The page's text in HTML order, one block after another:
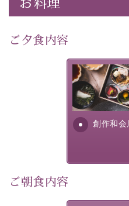
時の移り変わりとともに
落防止ワイヤーを設置し
-----------【安心への取り組
個室料亭、貸切風呂のご
滞在いただけるよう
30項目以上からなる独自
■内容&特典■
・露天風呂付き客室のご利
お料理
ご夕食内容
創作和
美湖膳とは
提供する為に
明が考え出
す。美しい
ご朝食内容